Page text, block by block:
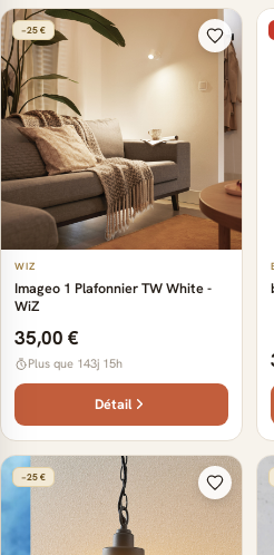
−25 €
WIZ
Imageo 1 Plafonnier TW White -
WiZ
35,00 €
Plus que 143j 15h
Détail
−25 €